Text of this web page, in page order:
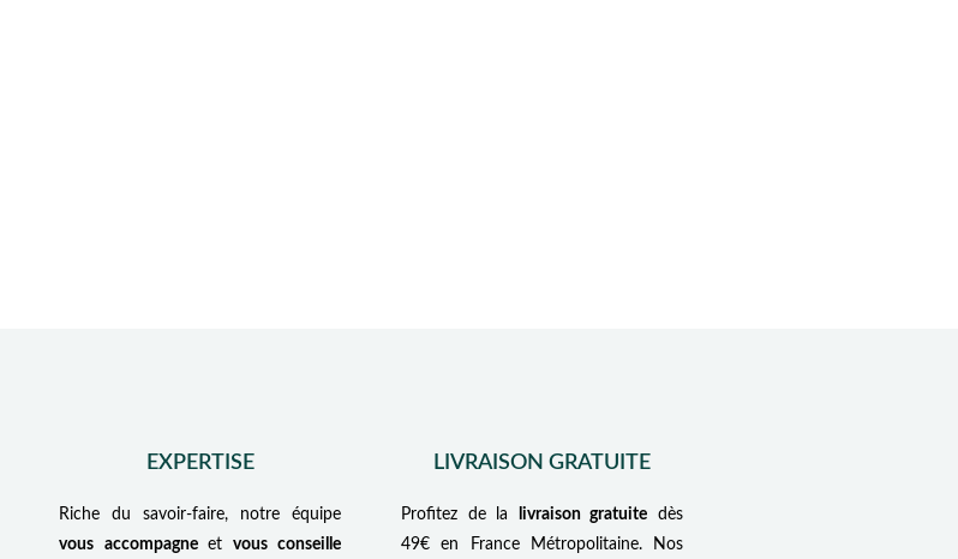
EXPERTISE
Riche du savoir-faire, notre équipe
vous accompagne et vous conseille
LIVRAISON GRATUITE
Profitez de la livraison gratuite dès
49€ en France Métropolitaine. Nos